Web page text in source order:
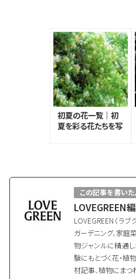
初夏の花一覧｜初
夏を彩る花たちを写
この記事を書いた
LOVEGREEN
LOVEGREEN（ラ
ガーデニング、家庭
物ジャンルに精通
験にもとづく花・植
材記事、植物にまつ